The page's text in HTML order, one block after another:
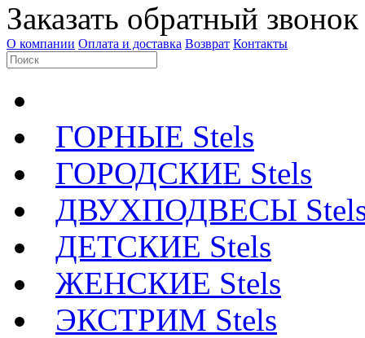
Заказать обратный звонок
О компании Оплата и доставка Возврат Контакты
ГОРНЫЕ Stels
ГОРОДСКИЕ Stels
ДВУХПОДВЕСЫ
ДЕТСКИЕ Stels
ЖЕНСКИЕ Stels
ЭКСТРИМ Stels